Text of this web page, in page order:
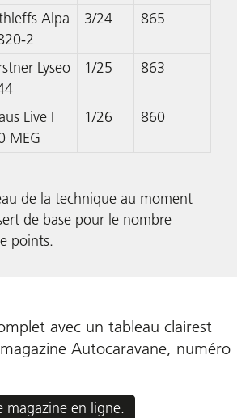
Alpa
2
3/24 865
Lyseo
1/25 863
Live I
MEG
1/26 860
de la technique au moment
de base pour le nombre
points.
avec un tableau clairest
Autocaravane, numéro
magazine en ligne.